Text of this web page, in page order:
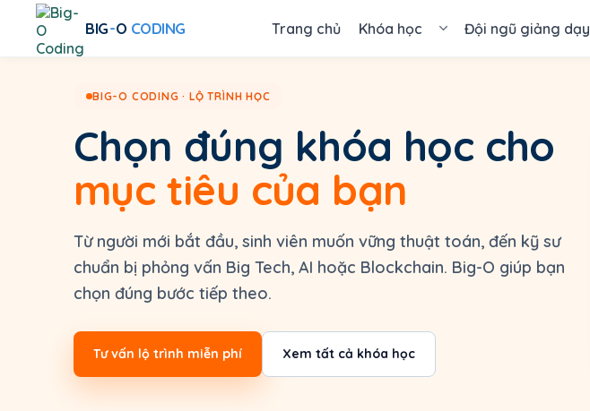
BIG-O CODING Trang chủ Khóa học
Học sinh & sinh viên
👑
📋 Quy định chuyển, hủy khóa
học
Đội ngũ giảng dạy
content
LEETCODE COURSE
ALGORITHMS COURSE
GREEN COURSE
BLUE COURSE
CP COURSE
TEACHING STAFFS
BIG-O CODING · LỘ TRÌNH HỌC
Chọn đúng khóa học cho
mục tiêu của bạn
Từ người mới bắt đầu, sinh viên muốn vững thuật toán, đến kỹ sư
chuẩn bị phỏng vấn Big Tech, AI hoặc Blockchain. Big-O giúp bạn
chọn đúng bước tiếp theo.
Tư vấn lộ trình miễn phí Xem tất cả khóa học